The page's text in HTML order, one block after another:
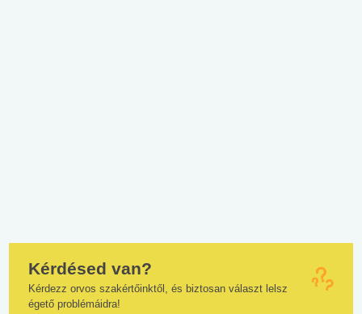
Kérdésed van?
Kérdezz orvos szakértőinktől, és biztosan választ lelsz
égető problémáidra!